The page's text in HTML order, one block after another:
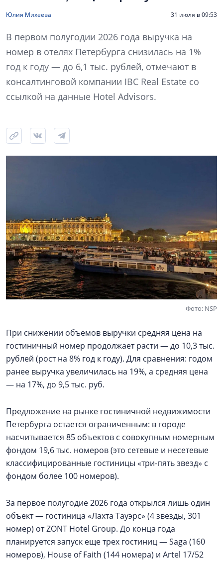
Юлия Михеева 31 июля в 09:53
В первом полугодии 2026 года выручка на
номер в отелях Петербурга снизилась на 1%
год к году — до 6,1 тыс. рублей, отмечают в
консалтинговой компании IBC Real Estate со
ссылкой на данные Hotel Advisors.
Фото: NSP
При снижении объемов выручки средняя цена на
гостиничный номер продолжает расти — до 10,3 тыс.
рублей (рост на 8% год к году). Для сравнения: годом
ранее выручка увеличилась на 19%, а средняя цена
— на 17%, до 9,5 тыс. руб.
Предложение на рынке гостиничной недвижимости
Петербурга остается ограниченным: в городе
насчитывается 85 объектов с совокупным номерным
фондом 19,6 тыс. номеров (это сетевые и несетевые
классифицированные гостиницы «три-пять звезд» с
фондом более 100 номеров).
За первое полугодие 2026 года открылся лишь один
объект — гостиница «Лахта Тауэрс» (4 звезды, 301
номер) от ZONT Hotel Group. До конца года
планируется запуск еще трех гостиниц — Saga (160
номеров), House of Faith (144 номера) и Artel 17/52